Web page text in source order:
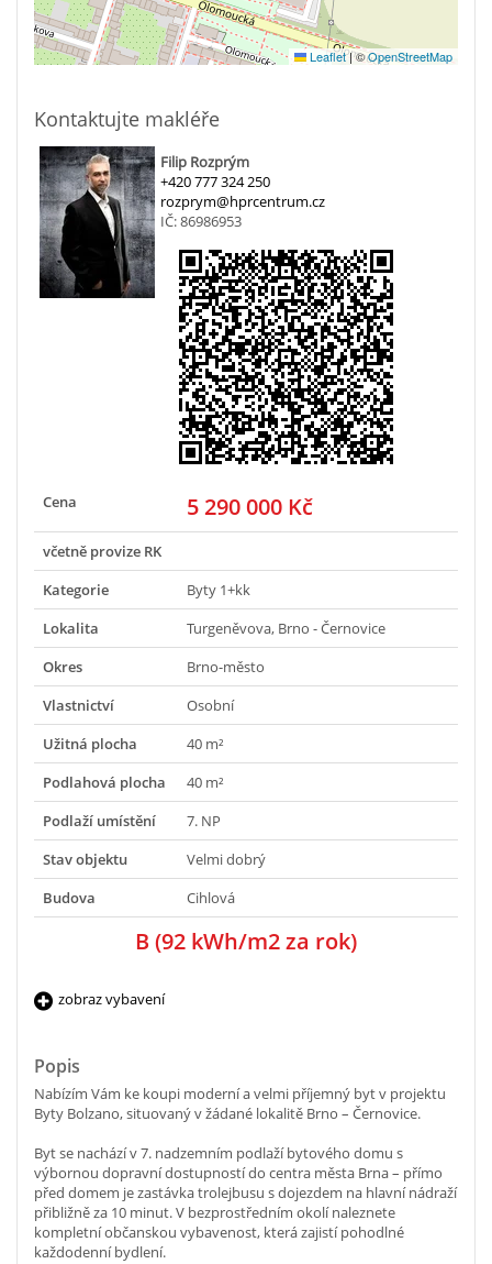
Leaflet |©OpenStreetMap
Kontaktujte makléře
Filip Rozprým
+420 777 324 250
rozprym@hprcentrum.cz
IČ: 86986953
Cena 5 290 000 Kč
včetně provize RK
Kategorie
Byty 1+kk
Lokalita
Turgeněvova, Brno - Černovice
Okres
Brno-město
Vlastnictví
Osobní
Užitná plocha
40 m²
Podlahová plocha
40 m²
Podlaží umístění
7. NP
Stav objektu
Velmi dobrý
Budova
Cihlová
B (92 kWh/m2 za rok)
zobraz vybavení
Popis
Nabízím Vám ke koupi moderní a velmi příjemný byt v projektu
Byty Bolzano, situovaný v žádané lokalitě Brno – Černovice.
Byt se nachází v 7. nadzemním podlaží bytového domu s
výbornou dopravní dostupností do centra města Brna – přímo
před domem je zastávka trolejbusu s dojezdem na hlavní nádraží
přibližně za 10 minut. V bezprostředním okolí naleznete
kompletní občanskou vybavenost, která zajistí pohodlné
každodenní bydlení.